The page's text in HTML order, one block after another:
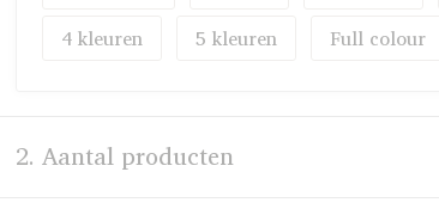
4
5 Full colour
2. Aantal producten